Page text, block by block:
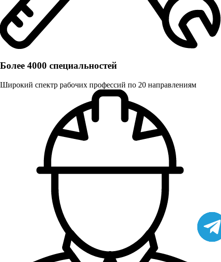
Более 4000 специальностей
Широкий спектр рабочих профессий по 20 направлениям